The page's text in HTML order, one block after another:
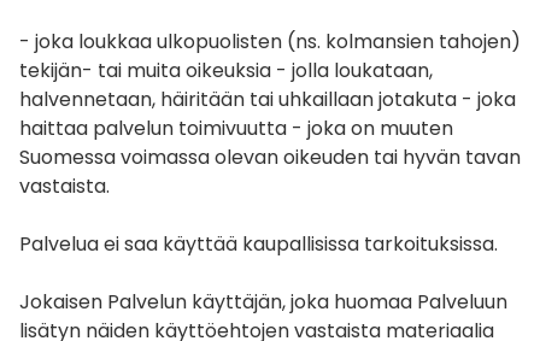
- joka loukkaa ulkopuolisten (ns. kolmansien tahojen)
tekijän- tai muita oikeuksia - jolla loukataan,
halvennetaan, häiritään tai uhkaillaan jotakuta - joka
haittaa palvelun toimivuutta - joka on muuten
Suomessa voimassa olevan oikeuden tai hyvän tavan
vastaista.
Palvelua ei saa käyttää kaupallisissa tarkoituksissa.
Jokaisen Palvelun käyttäjän, joka huomaa Palveluun
lisätyn näiden käyttöehtojen vastaista materiaalia